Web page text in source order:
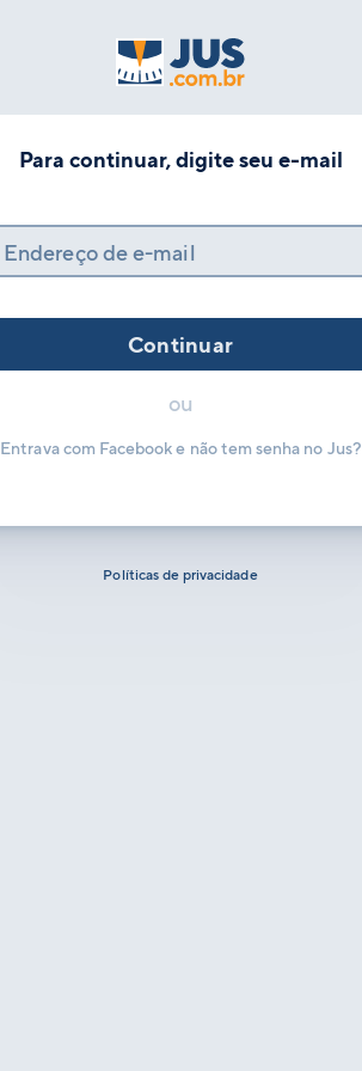
Para continuar, digite seu e-mail
Endereço de e-mail
Continuar
ou
Entrava com Facebook e não tem senha no Jus?
Políticas de privacidade